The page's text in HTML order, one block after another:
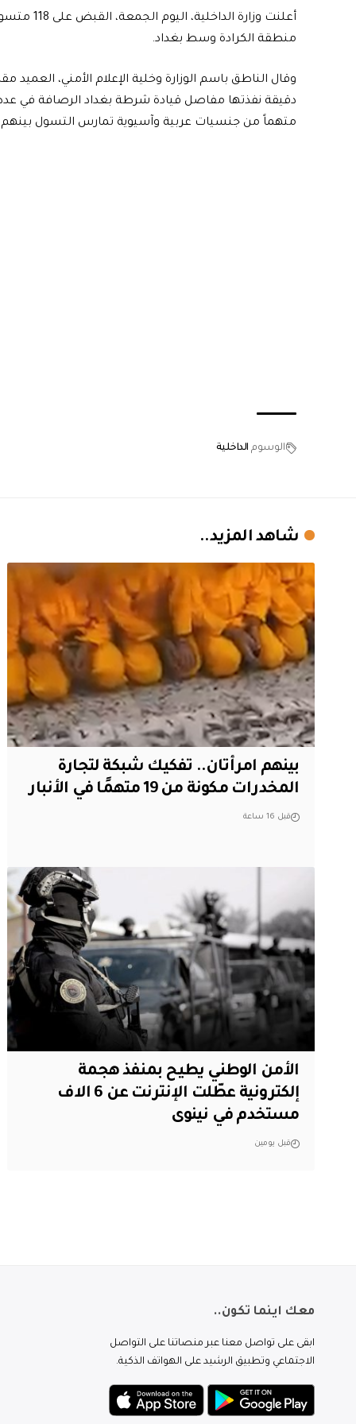
أعلنت
منطقة الكرادة وسط بغداد.
وقال الناطق باسم الوزارة وخلية الإعلام الأمني، العميد
متهماً من جنسيات عربية وآسيوية تمارس التسول بينهم (41) طفلاً وشبكة للدعارة مكونة من (5)
الوسوم الداخلية
شاهد المزيد..
بينهم امرأتان.. تفكيك شبكة لتجارة
المخدرات مكونة من 19 متهمًا في الأنبار
قبل 16 ساعة
الأمن الوطني يطيح بمنفذ هجمة
إلكترونية عطّلت الإنترنت عن 6 الاف
مستخدم في نينوى
قبل يومين
معك اينما تكون..
ابقى على تواصل معنا عبر منصاتنا على التواصل
الاجتماعي وتطبيق الرشيد على الهواتف الذكية.